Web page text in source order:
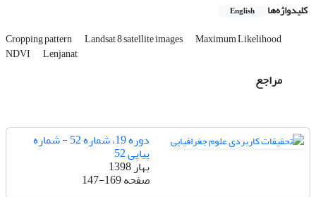
کلیدواژه‌ها English
Cropping pattern Landsat 8 satellite images Maximum Likelihood
NDVI Lenjanat
مراجع
دوره 19، شماره 52 - شماره
پیاپی 52
بهار 1398
صفحه147-169